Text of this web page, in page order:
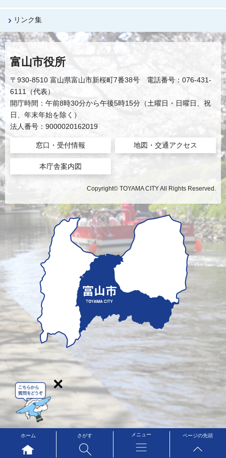
ホーム さがす メニュー ページの先頭
リンク集
富山市役所
〒930-8510 富山県富山市新桜町7番38号 電話番号：076-431-
6111（代表）
開庁時間：午前8時30分から午後5時15分（土曜日・日曜日、祝
日、年末年始を除く）
法人番号：9000020162019
窓口・受付情報 地図・交通アクセス
本庁舎案内図
Copyright© TOYAMA CITY All Rights Reserved.
×